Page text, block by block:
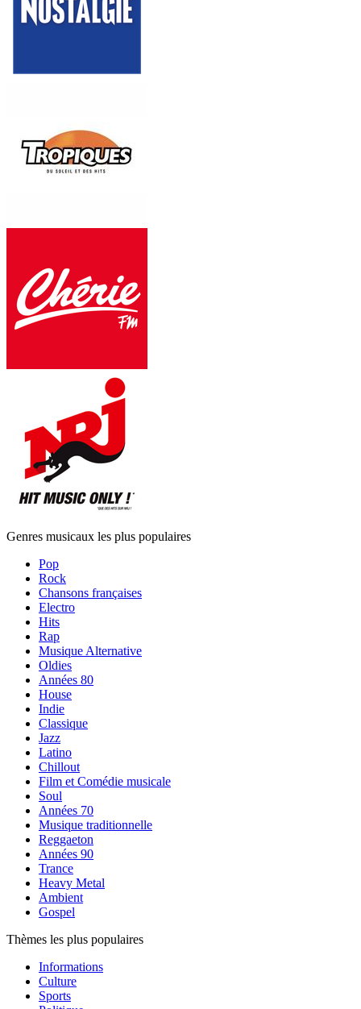
Genres musicaux les plus populaires
Pop
Rock
Chansons françaises
Electro
Hits
Rap
Musique Alternative
Oldies
Années 80
House
Indie
Classique
Jazz
Latino
Chillout
Film et Comédie musicale
Soul
Années 70
Musique traditionnelle
Reggaeton
Années 90
Trance
Heavy Metal
Ambient
Gospel
Thèmes les plus populaires
Informations
Culture
Sports